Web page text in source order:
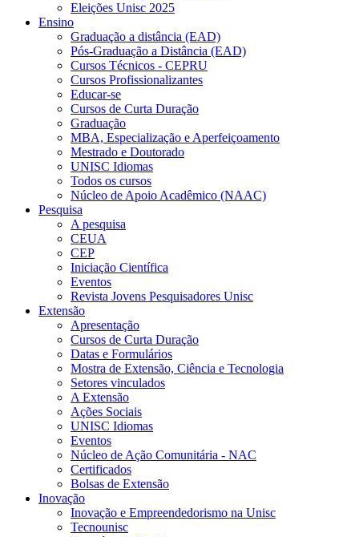
Eleições Unisc 2025
Ensino
Graduação a distância (EAD)
Pós-Graduação a Distância (EAD)
Cursos Técnicos - CEPRU
Cursos Profissionalizantes
Educar-se
Cursos de Curta Duração
Graduação
MBA, Especialização e Aperfeiçoamento
Mestrado e Doutorado
UNISC Idiomas
Todos os cursos
Núcleo de Apoio Acadêmico (NAAC)
Pesquisa
A pesquisa
CEUA
CEP
Iniciação Científica
Eventos
Revista Jovens Pesquisadores Unisc
Extensão
Apresentação
Cursos de Curta Duração
Datas e Formulários
Mostra de Extensão, Ciência e Tecnologia
Setores vinculados
A Extensão
Ações Sociais
UNISC Idiomas
Eventos
Núcleo de Ação Comunitária - NAC
Certificados
Bolsas de Extensão
Inovação
Inovação e Empreendedorismo na Unisc
Tecnounisc